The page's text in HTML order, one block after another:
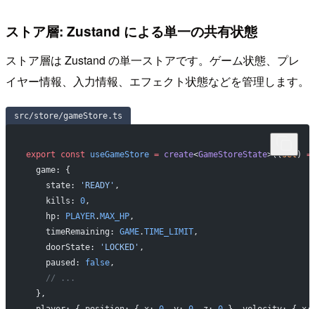
ストア層: Zustand による単一の共有状態
ストア層は Zustand の単一ストアです。ゲーム状態、プレ
イヤー情報、入力情報、エフェクト状態などを管理します。
src/store/gameStore.ts
export const useGameStore = create<GameStoreState>((set)
  game: {
    state:
'READY' ,
    kills:
0,
    hp:
PLAYER. MAX_HP,
    timeRemaining:
GAME.TIME_LIMIT,
    doorState:
'LOCKED' ,
    paused:
false,
    // ...
  },